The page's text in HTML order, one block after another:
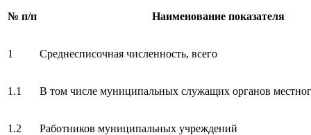
№ п/п Наименование показателя
1 Среднесписочная численность, всего
1.1 В том числе муниципальных служащих органов
1.2 Работников муниципальных учреждений